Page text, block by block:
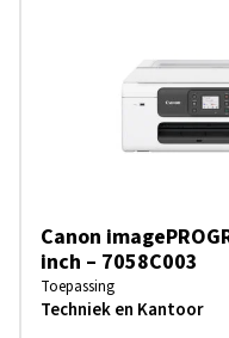
Canon
inch – 7058C003
Toepassing
Techniek en Kantoor